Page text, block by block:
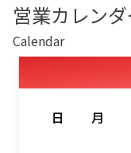
営業カレンダ
Calendar
日 月